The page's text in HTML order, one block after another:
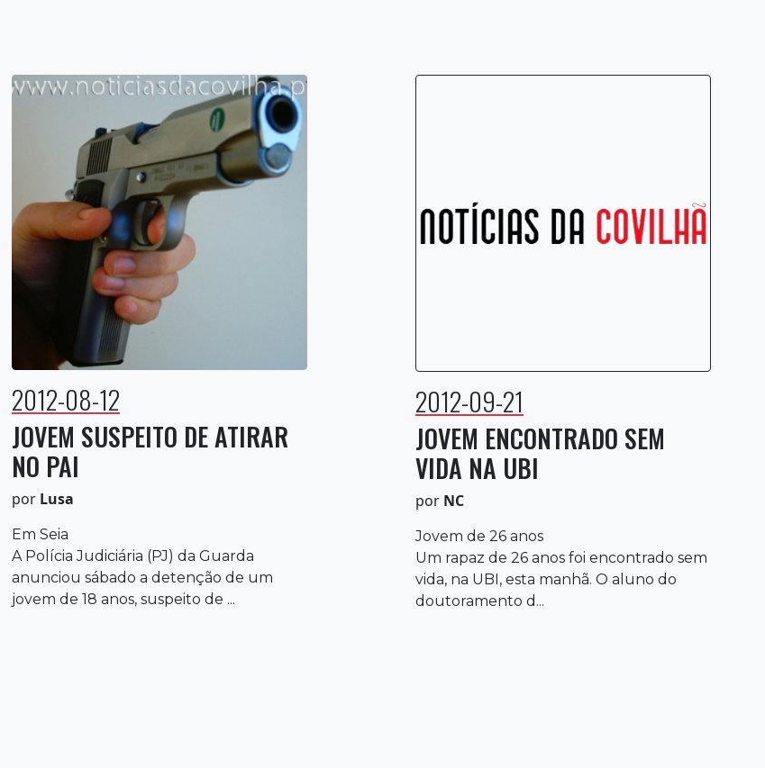
2012-08-12
JOVEM SUSPEITO DE ATIRAR
NO PAI
por Lusa
Em Seia
A Polícia Judiciária (PJ) da Guarda
anunciou sábado a detenção de um
jovem de 18 anos, suspeito de ...
2012-09-21
JOVEM ENCONTRADO SEM
VIDA NA UBI
por NC
Jovem de 26 anos
Um rapaz de 26 anos foi encontrado sem
vida, na UBI, esta manhã. O aluno do
doutoramento d...